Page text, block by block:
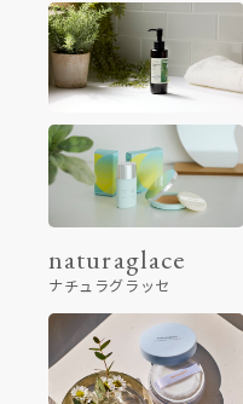
naturaglace
ナチュラグラッセ